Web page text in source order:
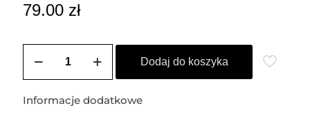
79.00 zł
Bransoletka
szczęście
Dodaj do koszyka
Informacje dodatkowe